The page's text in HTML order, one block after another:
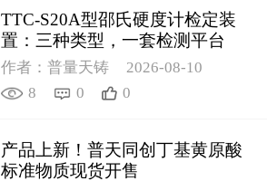
TTC-S20A型邵氏硬度计检定装
置：三种类型，一套检测平台
作者：普量天铸
2026-08-10
8
0 0
产品上新！普天同创丁基黄原酸
标准物质现货开售